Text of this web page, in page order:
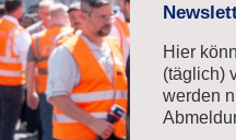
Hier
(täglich)
werden